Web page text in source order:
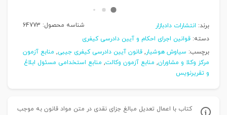
برند: انتشارات دادبازار شناسه محصول: 64773
دسته: قوانین اجرای احکام و آیین دادرسی کیفری
برچسب: سیاوش هوشیار, قانون آیین دادرسی کیفری جیبی, منابع آزمون
مرکز وکلا و مشاوران, منابع آزمون وکالت, منابع استخدامی مسئول ابلاغ
و تقریرنویس
کتاب با اعمال تعدیل مبالغ جزای نقدی در متن مواد قانون به موجب